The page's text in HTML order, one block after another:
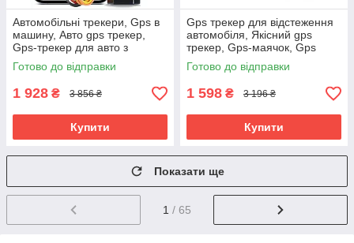
Автомобільні трекери, Gps в
машину, Авто gps трекер,
Gps-трекер для авто з
додатком, Gps в машину від
викрадення, RYH
Готово до відправки
1 928 ₴ 3 856 ₴
Купити
Gps трекер для відстеження
автомобіля, Якісний gps
трекер, Gps-маячок, Gps
трекер на мотоцикл, Gps
маячок для авто, RYH
Готово до відправки
1 598 ₴ 3 196 ₴
Купити
Показати ще
1 / 65